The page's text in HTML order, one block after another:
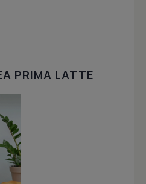
PRIMA LATTE